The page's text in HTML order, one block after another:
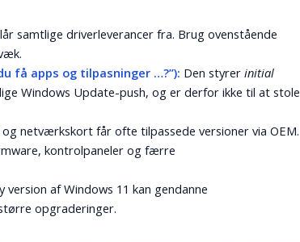
samtlige driverleverancer fra. Brug ovenstående
få apps og tilpasninger …?”): Den styrerinitial
Windows Update-push, og er derfor ikke til at stole
netværkskort får ofte tilpassede versioner via OEM.
kontrolpaneler og færre
version af Windows 11 kan gendanne
opgraderinger.